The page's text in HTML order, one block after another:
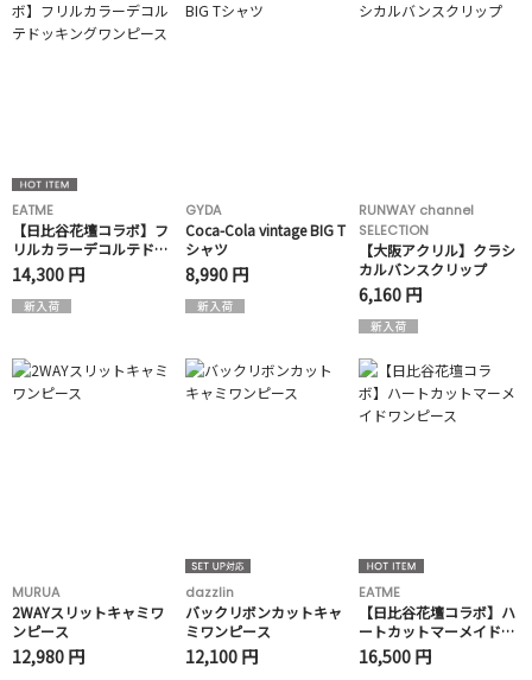
EATME
【日比谷花壇コラボ】フ
リルカラーデコルテドッ
キングワンピース
14,300 円
GYDA
Coca-Cola vintage BIG T
シャツ
8,990 円
RUNWAY channel
SELECTION
【大阪アクリル】クラシ
カルバンスクリップ
6,160 円
MURUA
2WAYスリットキャミワ
ンピース
12,980 円
dazzlin
バックリボンカットキャ
ミワンピース
12,100 円
EATME
【日比谷花壇コラボ】ハ
ートカットマーメイドワ
ンピース
16,500 円